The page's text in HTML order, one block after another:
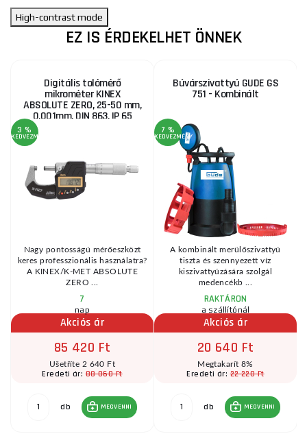
High-contrast mode
EZ IS ÉRDEKELHET ÖNNEK
Digitális tolómérő
mikrométer KINEX
ABSOLUTE ZERO, 25-50 mm,
0,001mm, DIN 863, IP 65
3 %
KEDVEZMÉNY
Nagy pontosságú mérőeszközt
keres professzionális használatra?
A KINEX/K-MET ABSOLUTE
ZERO ...
7
nap
Akciós ár
85 420 Ft
Ušetříte 2 640 Ft
Eredeti ár:88 060 Ft
db MEGVENNI
Búvárszivattyú GUDE GS
751 - Kombinált
7 %
KEDVEZMÉNY
A kombinált merülőszivattyú
tiszta és szennyezett víz
kiszivattyúzására szolgál
medencékb ...
RAKTÁRON
a szállítónál
Akciós ár
20 640 Ft
Megtakarít 8%
Eredeti ár:22 220 Ft
db MEGVENNI